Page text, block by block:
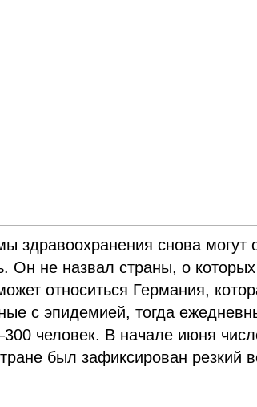
здравоохранения снова могут
Он не назвал страны, о
относиться Германия,
с эпидемией, тогда
человек. В начале июня
был зафиксирован резкий